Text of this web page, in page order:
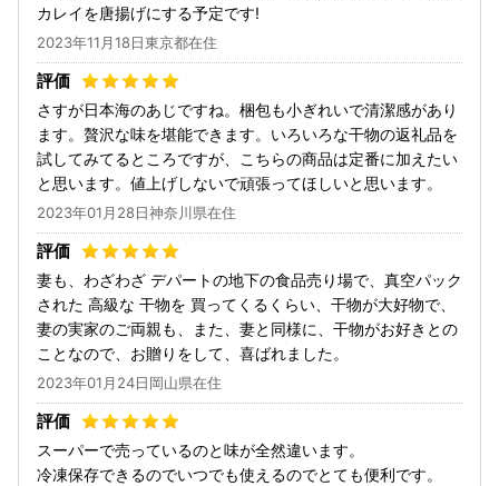
カレイを唐揚げにする予定です!
2023年11月18日東京都在住
さすが日本海のあじですね。梱包も小ぎれいで清潔感があり
ます。贅沢な味を堪能できます。いろいろな干物の返礼品を
試してみてるところですが、こちらの商品は定番に加えたい
と思います。値上げしないで頑張ってほしいと思います。
2023年01月28日神奈川県在住
妻も、わざわざ デパートの地下の食品売り場で、真空パック
された 高級な 干物を 買ってくるくらい、干物が大好物で、
妻の実家のご両親も、また、妻と同様に、干物がお好きとの
ことなので、お贈りをして、喜ばれました。
2023年01月24日岡山県在住
スーパーで売っているのと味が全然違います。
冷凍保存できるのでいつでも使えるのでとても便利です。